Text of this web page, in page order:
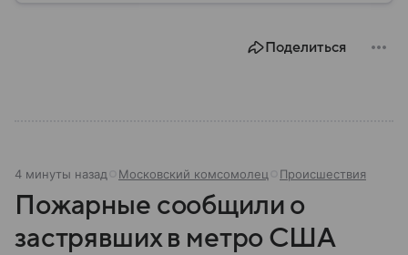
Поделиться
4 минуты назад Московский комсомолец Происшествия
Пожарные сообщили о
застрявших в метро США